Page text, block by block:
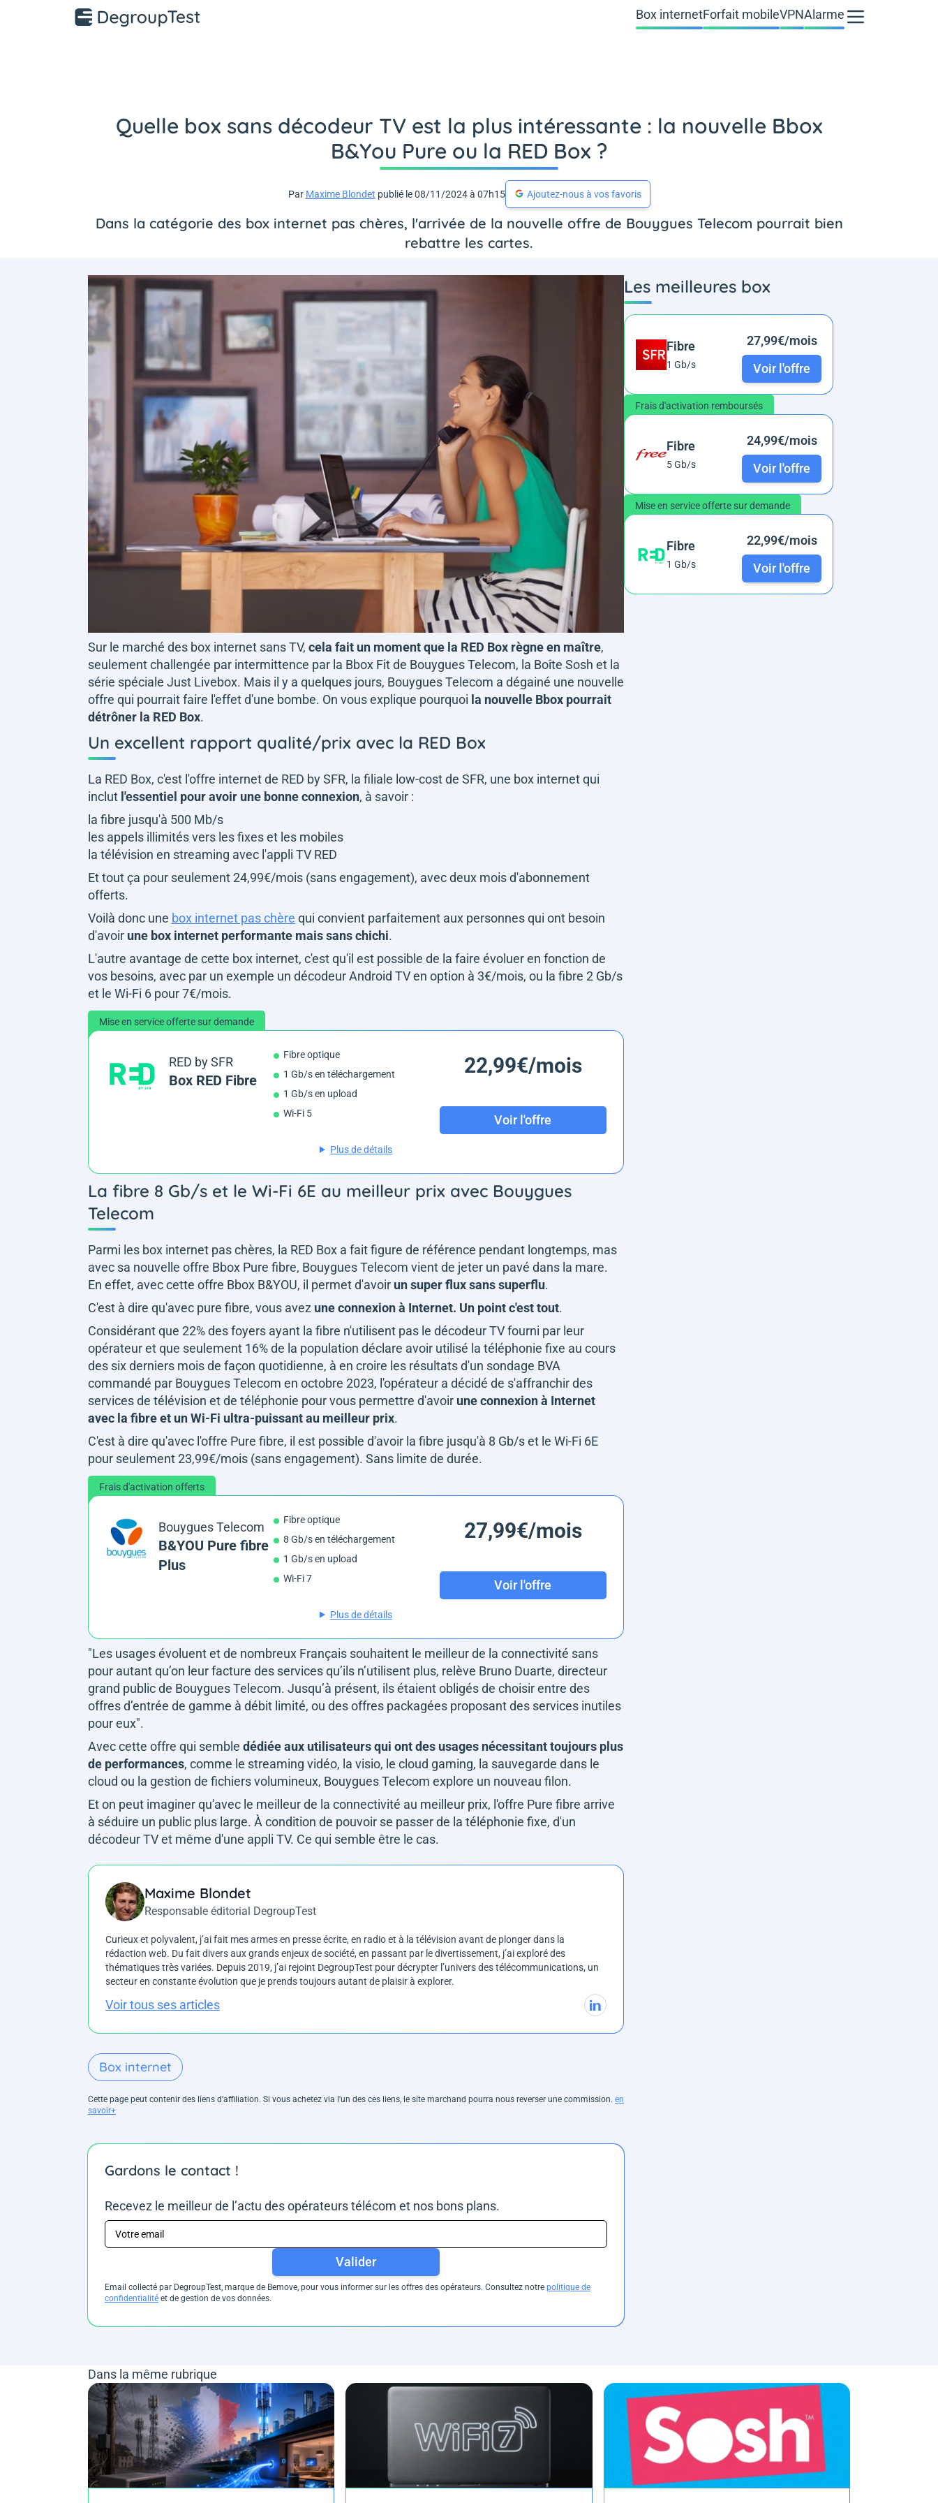
Box internetForfait mobileVPNAlarme
Quelle box sans décodeur TV est la plus intéressante : la nouvelle Bbox
B&You Pure ou la RED Box ?
Par Maxime Blondet publié le 08/11/2024 à 07h15 Ajoutez-nous à vos favoris
Dans la catégorie des box internet pas chères, l'arrivée de la nouvelle offre de Bouygues Telecom pourrait bien
rebattre les cartes.
Sur le marché des box internet sans TV, cela fait un moment que la RED Box règne en maître,
seulement challengée par intermittence par la Bbox Fit de Bouygues Telecom, la Boîte Sosh et la
série spéciale Just Livebox. Mais il y a quelques jours, Bouygues Telecom a dégainé une nouvelle
offre qui pourrait faire l'effet d'une bombe. On vous explique pourquoi la nouvelle Bbox pourrait
détrôner la RED Box.
Un excellent rapport qualité/prix avec la RED Box
La RED Box, c'est l'offre internet de RED by SFR, la filiale low-cost de SFR, une box internet qui
inclut l'essentiel pour avoir une bonne connexion, à savoir :
la fibre jusqu'à 500 Mb/s
les appels illimités vers les fixes et les mobiles
la télévision en streaming avec l'appli TV RED
Et tout ça pour seulement 24,99€/mois (sans engagement), avec deux mois d'abonnement
offerts.
Voilà donc une box internet pas chère qui convient parfaitement aux personnes qui ont besoin
d'avoir une box internet performante mais sans chichi.
L'autre avantage de cette box internet, c'est qu'il est possible de la faire évoluer en fonction de
vos besoins, avec par un exemple un décodeur Android TV en option à 3€/mois, ou la fibre 2 Gb/s
et le Wi-Fi 6 pour 7€/mois.
Mise en service offerte sur demande
RED by SFR
Box RED Fibre
Fibre optique
1 Gb/s en téléchargement
1 Gb/s en upload
Wi-Fi 5
22,99€/mois
Voir l'offre
Plus de détails
La fibre 8 Gb/s et le Wi-Fi 6E au meilleur prix avec Bouygues
Telecom
Parmi les box internet pas chères, la RED Box a fait figure de référence pendant longtemps, mas
avec sa nouvelle offre Bbox Pure fibre, Bouygues Telecom vient de jeter un pavé dans la mare.
En effet, avec cette offre Bbox B&YOU, il permet d'avoir un super flux sans superflu.
C'est à dire qu'avec pure fibre, vous avez une connexion à Internet. Un point c'est tout.
Considérant que 22% des foyers ayant la fibre n'utilisent pas le décodeur TV fourni par leur
opérateur et que seulement 16% de la population déclare avoir utilisé la téléphonie fixe au cours
des six derniers mois de façon quotidienne, à en croire les résultats d'un sondage BVA
commandé par Bouygues Telecom en octobre 2023, l'opérateur a décidé de s'affranchir des
services de télévision et de téléphonie pour vous permettre d'avoir une connexion à Internet
avec la fibre et un Wi-Fi ultra-puissant au meilleur prix.
C'est à dire qu'avec l'offre Pure fibre, il est possible d'avoir la fibre jusqu'à 8 Gb/s et le Wi-Fi 6E
pour seulement 23,99€/mois (sans engagement). Sans limite de durée.
Frais d'activation offerts
Bouygues Telecom
B&YOU Pure fibre
Plus
Fibre optique
8 Gb/s en téléchargement
1 Gb/s en upload
Wi-Fi 7
27,99€/mois
Voir l'offre
Plus de détails
"Les usages évoluent et de nombreux Français souhaitent le meilleur de la connectivité sans
pour autant qu’on leur facture des services qu’ils n’utilisent plus, relève Bruno Duarte, directeur
grand public de Bouygues Telecom. Jusqu’à présent, ils étaient obligés de choisir entre des
offres d’entrée de gamme à débit limité, ou des offres packagées proposant des services inutiles
pour eux".
Avec cette offre qui semble dédiée aux utilisateurs qui ont des usages nécessitant toujours plus
de performances, comme le streaming vidéo, la visio, le cloud gaming, la sauvegarde dans le
cloud ou la gestion de fichiers volumineux, Bouygues Telecom explore un nouveau filon.
Et on peut imaginer qu'avec le meilleur de la connectivité au meilleur prix, l'offre Pure fibre arrive
à séduire un public plus large. À condition de pouvoir se passer de la téléphonie fixe, d'un
décodeur TV et même d'une appli TV. Ce qui semble être le cas.
Maxime Blondet
Responsable éditorial DegroupTest
Curieux et polyvalent, j’ai fait mes armes en presse écrite, en radio et à la télévision avant de plonger dans la
rédaction web. Du fait divers aux grands enjeux de société, en passant par le divertissement, j’ai exploré des
thématiques très variées. Depuis 2019, j’ai rejoint DegroupTest pour décrypter l’univers des télécommunications, un
secteur en constante évolution que je prends toujours autant de plaisir à explorer.
Voir tous ses articles
Box internet
Cette page peut contenir des liens d’affiliation. Si vous achetez via l'un des ces liens, le site marchand pourra nous reverser une commission. en
savoir+
Gardons le contact !
Recevez le meilleur de l’actu des opérateurs télécom et nos bons plans.
Valider
Email collecté par DegroupTest, marque de Bemove, pour vous informer sur les offres des opérateurs. Consultez notre politique de
confidentialité et de gestion de vos données.
Les meilleures box
Fibre
1 Gb/s
27,99€/mois
Voir l'offre
Frais d'activation remboursés
Fibre
5 Gb/s
24,99€/mois
Voir l'offre
Mise en service offerte sur demande
Fibre
1 Gb/s
22,99€/mois
Voir l'offre
Dans la même rubrique